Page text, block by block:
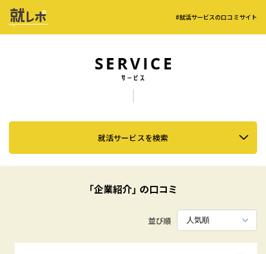
#就活サービスの口コミサイト
就活サービスを検索
「企業紹介」 の口コミ
並び順